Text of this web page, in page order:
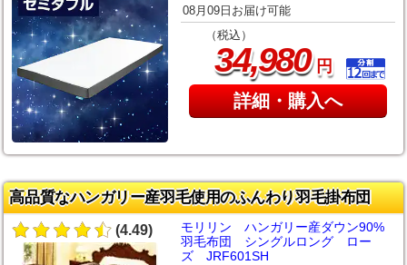
08月09日お届け可能
（税込）
34,980円
詳細・購入へ
高品質なハンガリー産羽毛使用のふんわり羽毛掛布団
(4.49)
モリリン ハンガリー産ダウン90%
羽毛布団 シングルロング ロー
ズ JRF601SH